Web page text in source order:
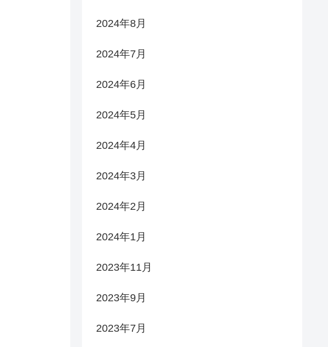
2024年8月
2024年7月
2024年6月
2024年5月
2024年4月
2024年3月
2024年2月
2024年1月
2023年11月
2023年9月
2023年7月